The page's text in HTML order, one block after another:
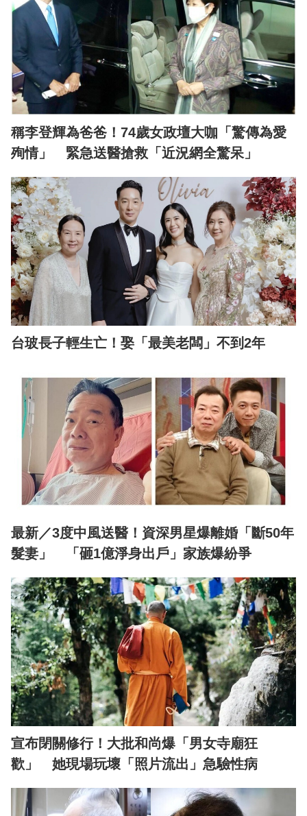
稱李登輝為爸爸！74歲女政壇大咖「驚傳為愛
殉情」 緊急送醫搶救「近況網全驚呆」
台玻長子輕生亡！娶「最美老闆」不到2年
最新／3度中風送醫！資深男星爆離婚「斷50年
髮妻」 「砸1億淨身出戶」家族爆紛爭
宣布閉關修行！大批和尚爆「男女寺廟狂
歡」 她現場玩壞「照片流出」急驗性病